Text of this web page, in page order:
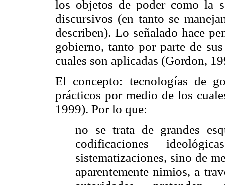
los objetos de poder como la
discursivos (en tanto se
describen). Lo señalado hace
gobierno, tanto por parte de
cuales son aplicadas (Gordon,
El concepto: tecnologías de
prácticos por medio de los
1999). Por lo que:
no se trata de grandes
codificaciones
sistematizaciones, sino de
aparentemente nimios, a